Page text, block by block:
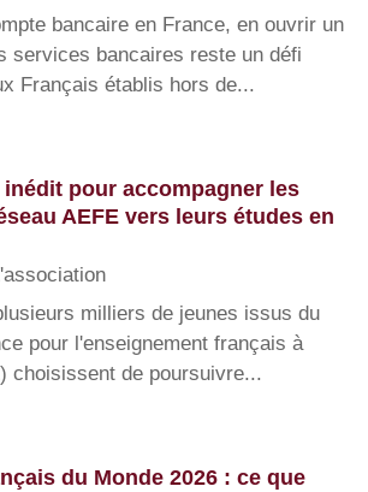
bancaire en France, en ouvrir un
services bancaires reste un défi
Français établis hors de...
pour accompagner les
AEFE vers leurs études en
milliers de jeunes issus du
pour l'enseignement français à
choisissent de poursuivre...
du Monde 2026 : ce que